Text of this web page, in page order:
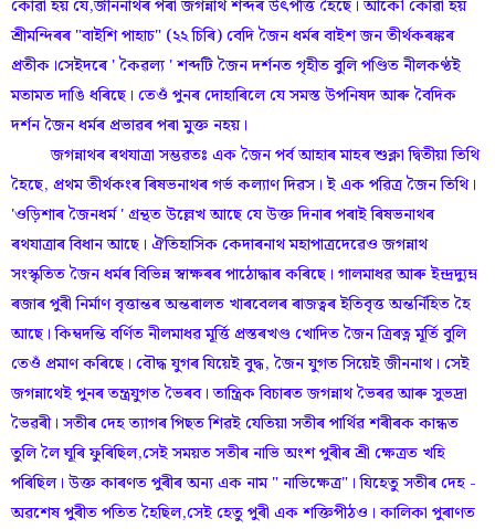
কোৱা হয় যে,জীননাথৰ পৰা জগন্নাথ শব্দৰ উৎপত্তি হৈছে। আকৌ কোৱা হয়
শ্ৰীমন্দিৰৰ "বাইশি পাহাচ" (২২ চিৰি) বেদি জৈন ধৰ্মৰ বাইশ জন তীৰ্থকৰঙ্কৰ
প্ৰতীক।সেইদৰে ' কৈৱল্য ' শব্দটি জৈন দৰ্শনত গৃহীত বুলি পণ্ডিত নীলকণ্ঠই
মতামত দাঙি ধৰিছে। তেওঁ পুনৰ দোহাৰিলে যে সমস্ত উপনিষদ আৰু বৈদিক
দৰ্শন জৈন ধৰ্মৰ প্ৰভাৱৰ পৰা মুক্ত নহয়।
জগন্নাথৰ ৰথযাত্ৰা সম্ভৱতঃ এক জৈন পৰ্ব আহাৰ মাহৰ শুক্লা দ্বিতীয়া তিথি
হৈছে, প্ৰথম তীৰ্থকংৰ ৰিষভনাথৰ গৰ্ভ কল্যাণ দিৱস। ই এক পৱিত্ৰ জৈন তিথি।
'ওড়িশাৰ জৈনধৰ্ম ' গ্ৰন্থত উল্লেখ আছে যে উক্ত দিনাৰ পৰাই ৰিষভনাথৰ
ৰথযাত্ৰাৰ বিধান আছে। ঐতিহাসিক কেদাৰনাথ মহাপাত্ৰদেৱেও জগন্নাথ
সংস্কৃতিত জৈন ধৰ্মৰ বিভিন্ন স্বাক্ষৰৰ পাঠোদ্ধাৰ কৰিছে। গালমাধৱ আৰু ইন্দ্ৰদ্যুম্ন
ৰজাৰ পুৰী নিৰ্মাণ বৃত্তান্তৰ অন্তৰালত খাৰবেলৰ ৰাজত্বৰ ইতিবৃত্ত অন্তৰ্নিহিত হৈ
আছে। কিম্বদন্তি বৰ্ণিত নীলমাধৱ মূৰ্ত্তি প্ৰস্তৰখণ্ড খোদিত জৈন ত্ৰিৰত্ন মূৰ্তি বুলি
তেওঁ প্ৰমাণ কৰিছে। বৌদ্ধ যুগৰ যিয়েই বুদ্ধ, জৈন যুগত সিয়েই জীননাথ। সেই
জগন্নাথেই পুনৰ তন্ত্ৰযুগত ভৈৰব। তান্ত্ৰিক বিচাৰত জগন্নাথ ভৈৰৱ আৰু সুভদ্ৰা
ভৈৱৰী। সতীৰ দেহ ত্যাগৰ পিছত শিৱই যেতিয়া সতীৰ পাৰ্থিৱ শৰীৰক কান্ধত
তুলি লৈ ঘূৰি ফুৰিছিল,সেই সময়ত সতীৰ নাভি অংশ পুৰীৰ শ্ৰী ক্ষেত্ৰত খহি
পৰিছিল। উক্ত কাৰণত পুৰীৰ অন্য এক নাম " নাভিক্ষেত্ৰ"। যিহেতু সতীৰ দেহ -
অৱশেষ পুৰীত পতিত হৈছিল,সেই হেতু পুৰী এক শক্তিপীঠও। কালিকা পুৰাণত